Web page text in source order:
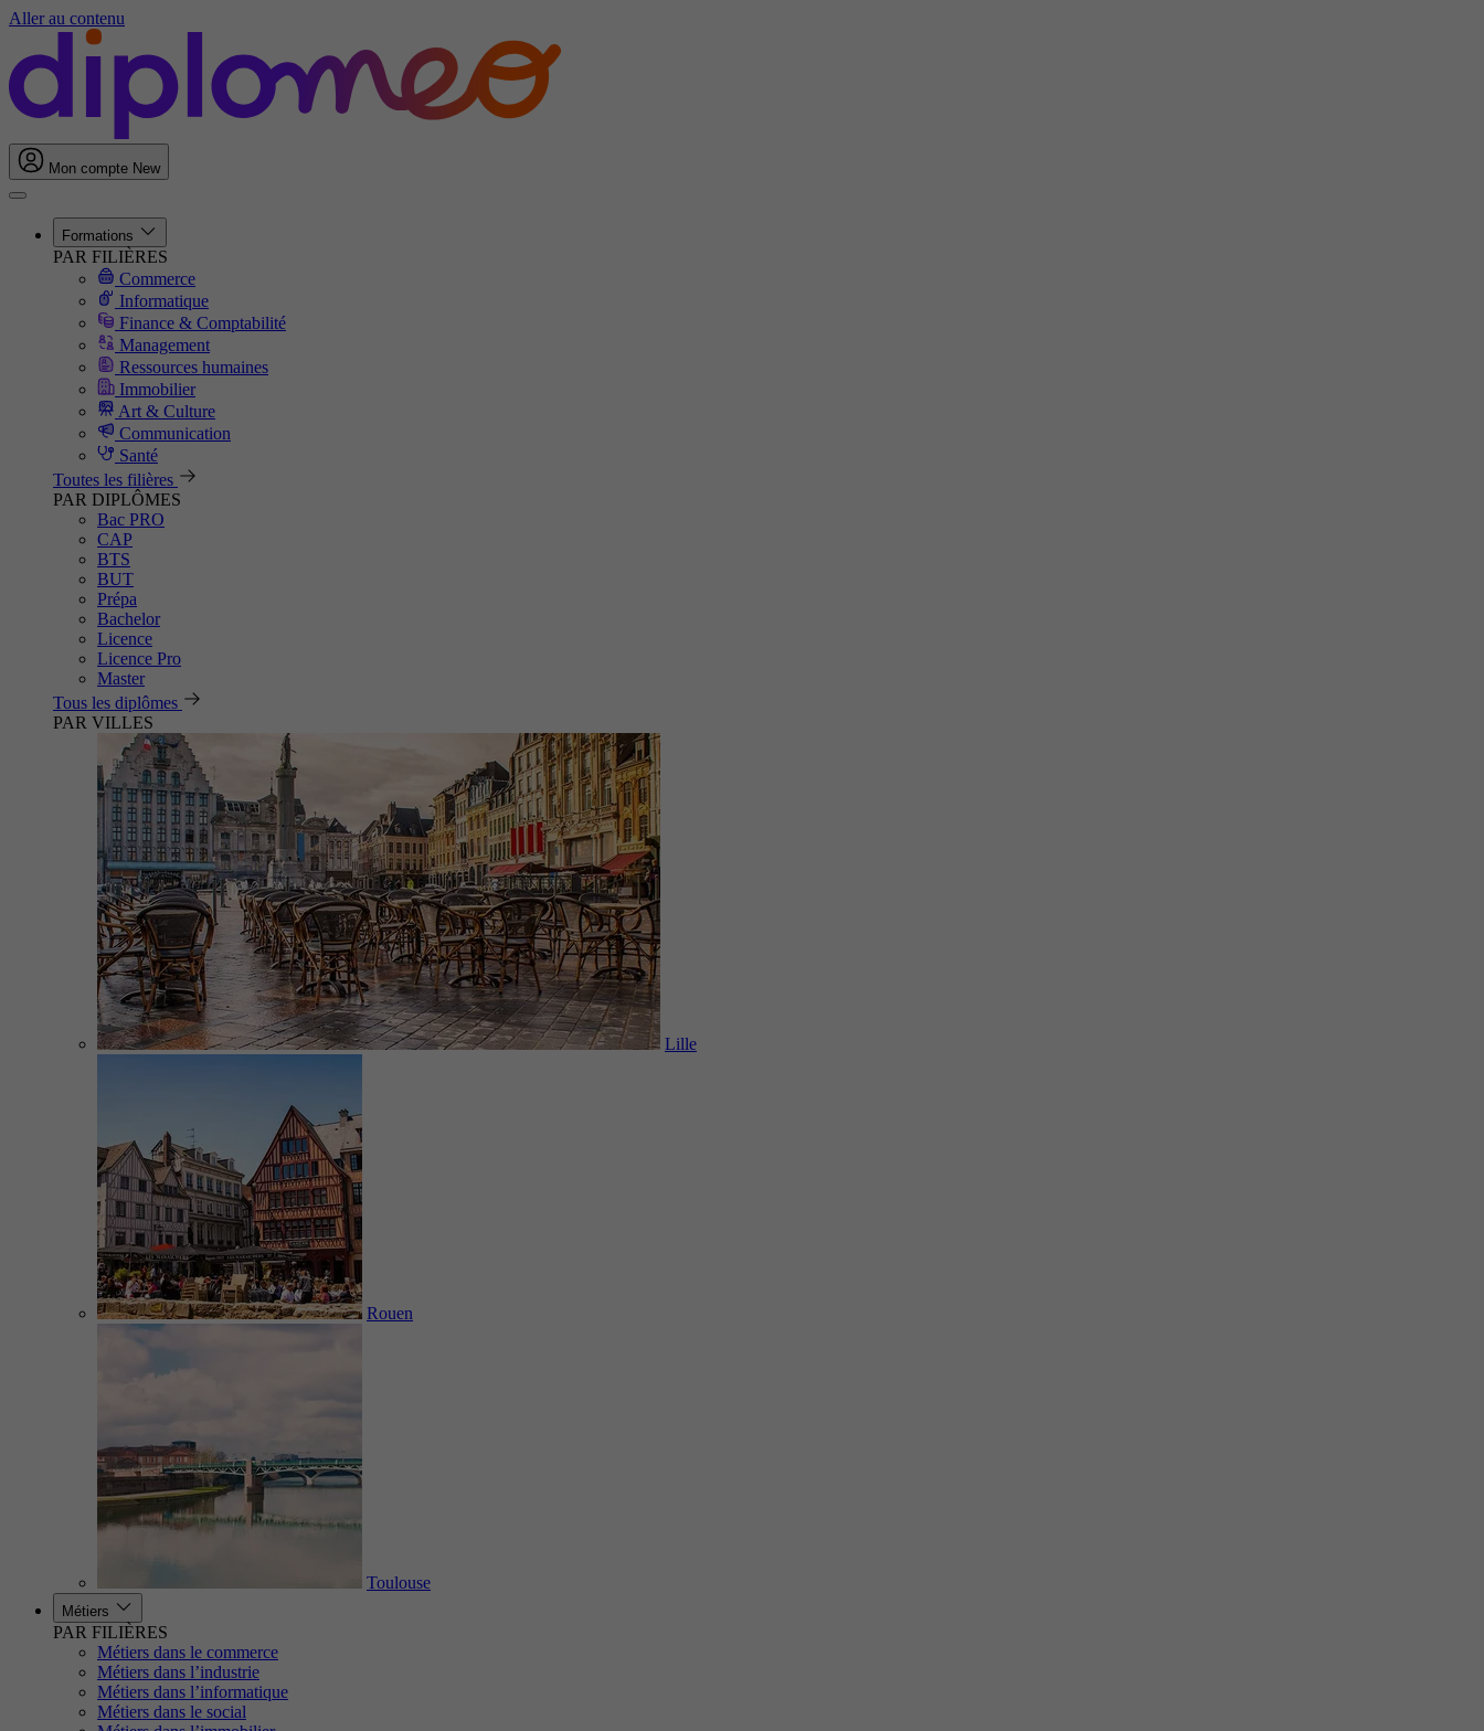
Aller au contenu
Mon compte New
Formations
PAR FILIÈRES
Commerce
Informatique
Finance & Comptabilité
Management
Ressources humaines
Immobilier
Art & Culture
Communication
Santé
Toutes les filières
PAR DIPLÔMES
Bac PRO
CAP
BTS
BUT
Prépa
Bachelor
Licence
Licence Pro
Master
Tous les diplômes
PAR VILLES
Lille
Rouen
Toulouse
Métiers
PAR FILIÈRES
Métiers dans le commerce
Métiers dans l’industrie
Métiers dans l’informatique
Métiers dans le social